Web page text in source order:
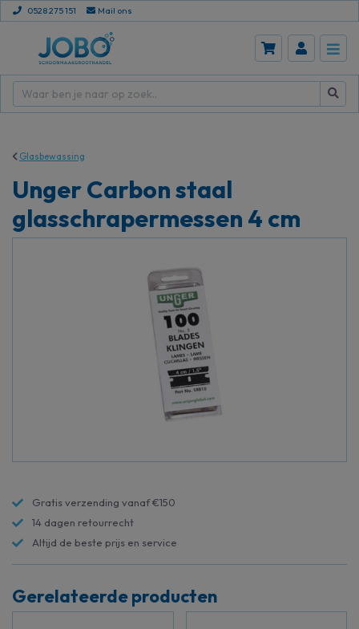
0528 275 151 Mail ons
Glasbewassing
Unger Carbon staal
glasschrapermessen 4 cm
Gratis verzending vanaf €150
14 dagen retourrecht
Altijd de beste prijs en service
Gerelateerde producten